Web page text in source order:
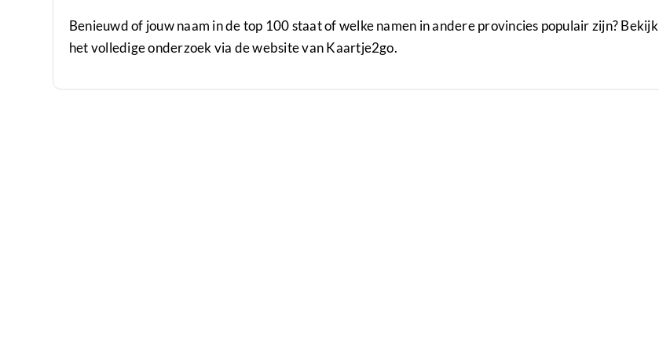
Benieuwd of jouw naam in de top 100 staat of welke namen in andere provincies populair zijn? Bekijk
het volledige onderzoek via de website van Kaartje2go.